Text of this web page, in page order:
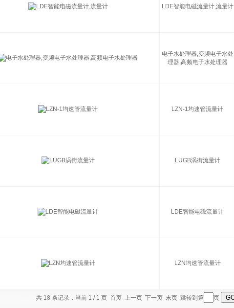
LDE智能电磁流量计,流量计
电子水处理器,变频电子水处
理器,高频电子水处理器
LZN-1均速管流量计
LUGB涡街流量计
LDE智能电磁流量计
LZN均速管流量计
共 18 条记录，当前 1 / 1 页 首页 上一页 下一页 末页 跳转到第 页